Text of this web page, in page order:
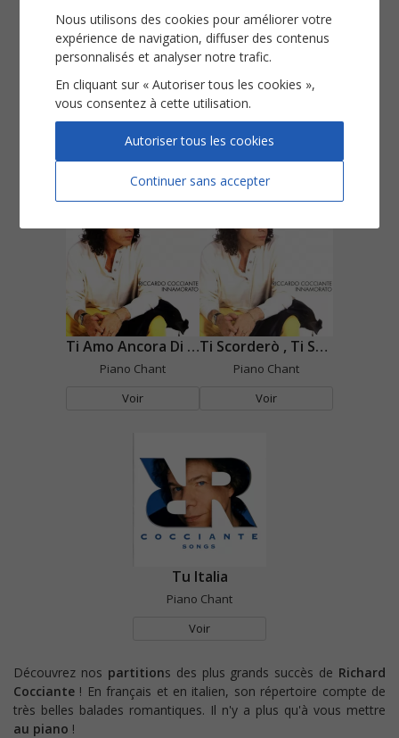
Découvrez nos partitions des plus grands succès de Richard
Cocciante ! En français et en italien, son répertoire compte de
très belles balades romantiques. Il n'y a plus qu'à vous mettre
au piano !
Piano Chant
Piano Chant
Ti Amo Ancora Di Piu
Piano Chant
Voir
Ti Scorderò , Ti Scorderò
Piano Chant
Voir
Tu Italia
Piano Chant
Voir
Nous utilisons des cookies pour améliorer votre
expérience de navigation, diffuser des contenus
personnalisés et analyser notre trafic.
En cliquant sur « Autoriser tous les cookies »,
vous consentez à cette utilisation.
Continuer sans accepter
Autoriser tous les cookies